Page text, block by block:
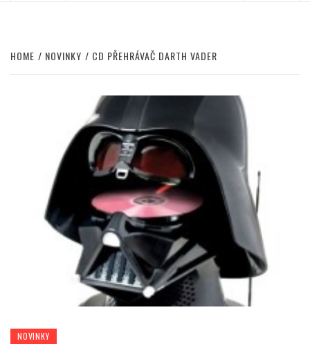
HOME NOVINKY CD PŘEHRÁVAČ DARTH VADER
NOVINKY